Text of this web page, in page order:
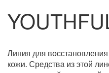
Линия для
кожи. Средства из этой